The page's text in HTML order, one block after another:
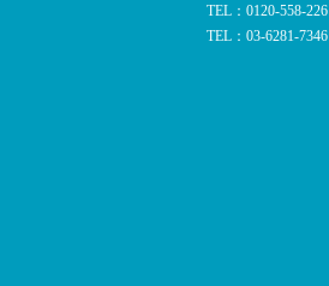
TEL：0120-558-226
TEL：03-6281-7346